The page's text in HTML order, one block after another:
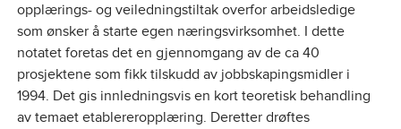
opplærings- og veiledningstiltak overfor arbeidsledige
som ønsker å starte egen næringsvirksomhet. I dette
notatet foretas det en gjennomgang av de ca 40
prosjektene som fikk tilskudd av jobbskapingsmidler i
1994. Det gis innledningsvis en kort teoretisk behandling
av temaet etablereropplæring. Deretter drøftes